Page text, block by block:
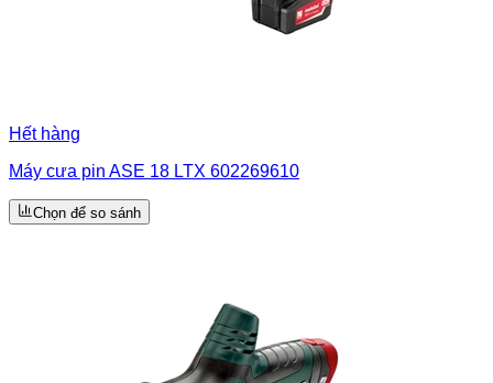
Hết hàng
Máy cưa pin ASE 18 LTX 602269610
Chọn để so sánh